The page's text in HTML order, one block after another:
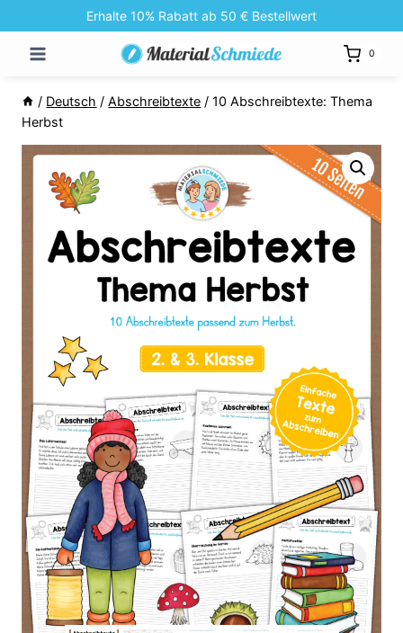
Inhalt
springen
Erhalte 10% Rabatt ab 50 € Bestellwert
0
/ Deutsch / Abschreibtexte / 10 Abschreibtexte: Thema
Herbst